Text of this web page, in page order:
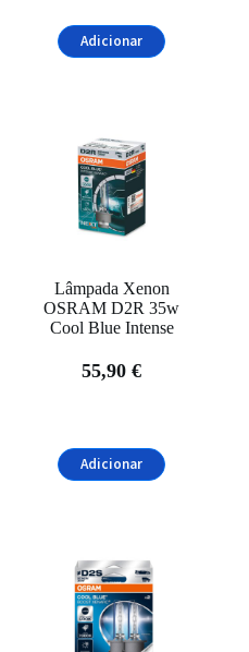
Adicionar
Lâmpada Xenon
OSRAM D2R 35w
Cool Blue Intense
55,90€
Adicionar